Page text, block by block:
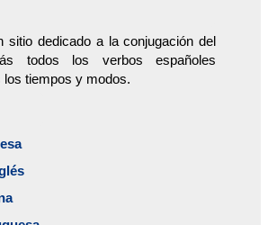
sitio dedicado a la conjugación del
todos los verbos españoles
tiempos y modos.